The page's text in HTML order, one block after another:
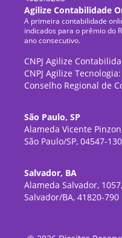
Agilize Contabilidade
A primeira contabilidade
indicados para o prêmio do
ano consecutivo.
CNPJ Agilize
CNPJ Agilize
Conselho Regional de
São Paulo, SP
Alameda Vicente
São Paulo/SP, 04547-
Salvador, BA
Alameda Salvador,
Salvador/BA, 41820-790